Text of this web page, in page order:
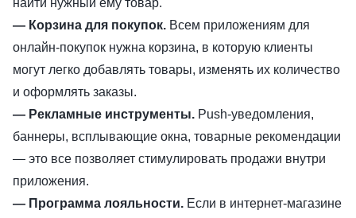
найти нужный ему товар.
— Корзина для покупок. Всем приложениям для
онлайн-покупок нужна корзина, в которую клиенты
могут легко добавлять товары, изменять их количество
и оформлять заказы.
— Рекламные инструменты. Push-уведомления,
баннеры, всплывающие окна, товарные рекомендации
— это все позволяет стимулировать продажи внутри
приложения.
— Программа лояльности. Если в интернет-магазине